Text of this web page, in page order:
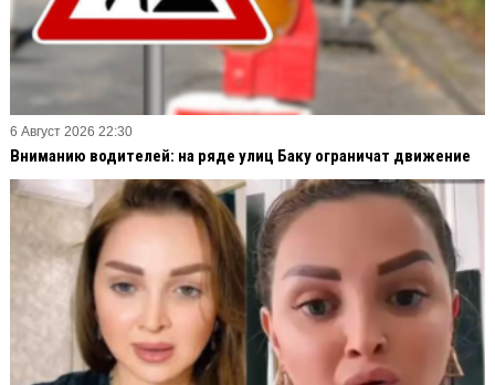
6 Август 2026 22:30
Вниманию водителей: на ряде улиц Баку ограничат движение